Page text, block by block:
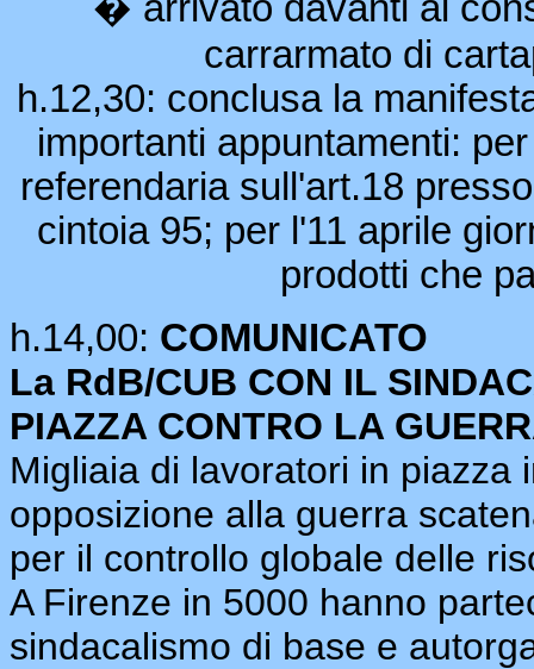
carrarmato di
h.12,30: conclusa la
importanti appuntamenti:
referendaria sull'art.18
cintoia 95; per l'11 aprile
prodotti che
h.14,00: COMUNICATO
La RdB/CUB CON IL
PIAZZA CONTRO LA
Migliaia di lavoratori in piazza
opposizione alla guerra
per il controllo globale delle
A Firenze in 5000 hanno
sindacalismo di base e